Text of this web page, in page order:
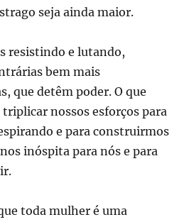
seja ainda maior.
resistindo e lutando,
bem mais
que detêm poder. O que
nossos esforços para
e para construirmos
inóspita para nós e para
toda mulher é uma